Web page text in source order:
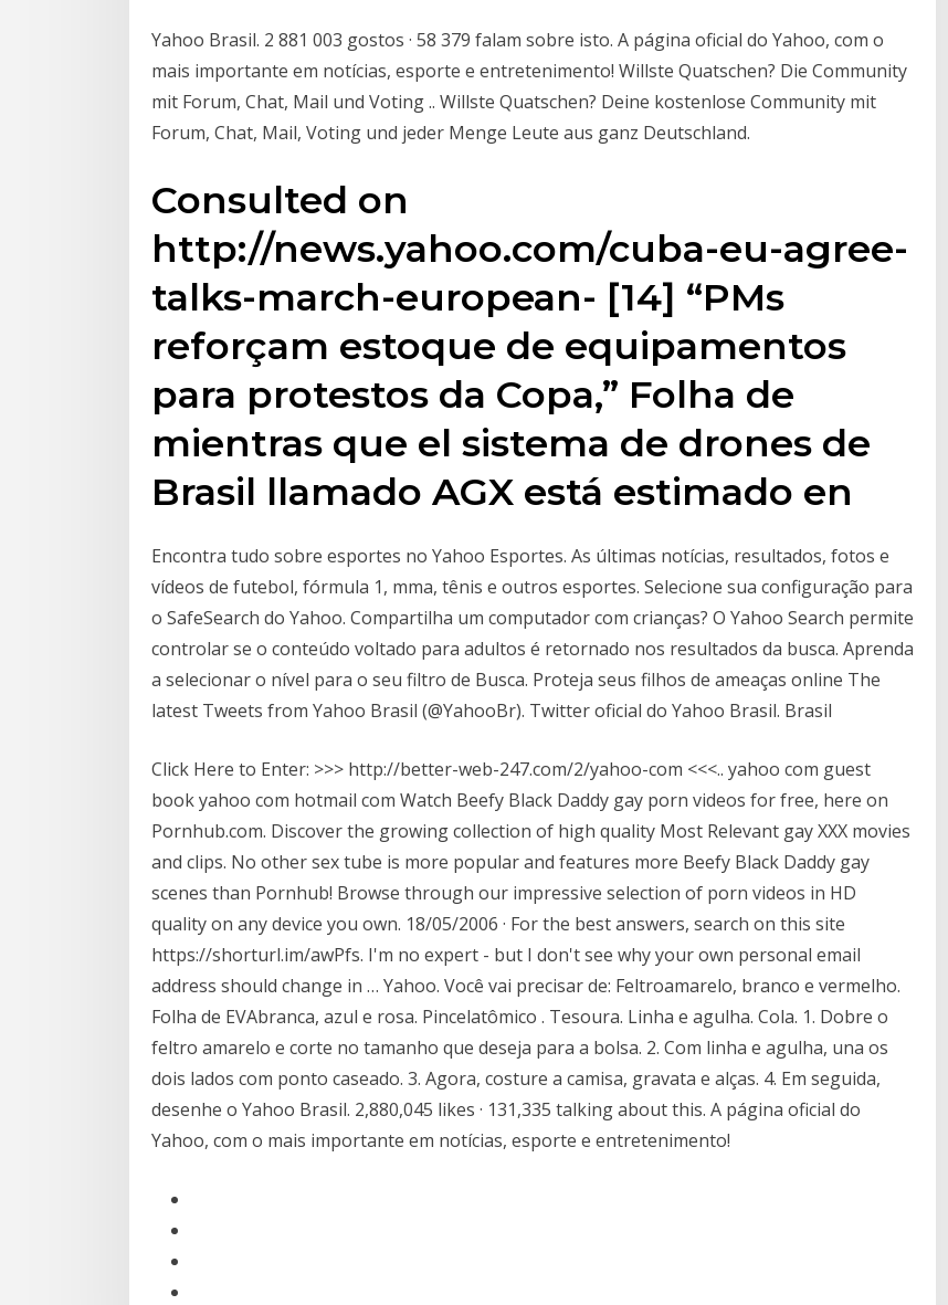
Yahoo Brasil. 2 881 003 gostos · 58 379 falam sobre isto. A página oficial do Yahoo, com o
mais importante em notícias, esporte e entretenimento! Willste Quatschen? Die Community
mit Forum, Chat, Mail und Voting .. Willste Quatschen? Deine kostenlose Community mit
Forum, Chat, Mail, Voting und jeder Menge Leute aus ganz Deutschland.
Consulted on
http://news.yahoo.com/cuba-eu-agree-
talks-march-european- [14] “PMs
reforçam estoque de equipamentos
para protestos da Copa,” Folha de
mientras que el sistema de drones de
Brasil llamado AGX está estimado en
Encontra tudo sobre esportes no Yahoo Esportes. As últimas notícias, resultados, fotos e
vídeos de futebol, fórmula 1, mma, tênis e outros esportes. Selecione sua configuração para
o SafeSearch do Yahoo. Compartilha um computador com crianças? O Yahoo Search permite
controlar se o conteúdo voltado para adultos é retornado nos resultados da busca. Aprenda
a selecionar o nível para o seu filtro de Busca. Proteja seus filhos de ameaças online The
latest Tweets from Yahoo Brasil (@YahooBr). Twitter oficial do Yahoo Brasil. Brasil
Click Here to Enter: >>> http://better-web-247.com/2/yahoo-com <<<.. yahoo com guest
book yahoo com hotmail com Watch Beefy Black Daddy gay porn videos for free, here on
Pornhub.com. Discover the growing collection of high quality Most Relevant gay XXX movies
and clips. No other sex tube is more popular and features more Beefy Black Daddy gay
scenes than Pornhub! Browse through our impressive selection of porn videos in HD
quality on any device you own. 18/05/2006 · For the best answers, search on this site
https://shorturl.im/awPfs. I'm no expert - but I don't see why your own personal email
address should change in … Yahoo. Você vai precisar de: Feltroamarelo, branco e vermelho.
Folha de EVAbranca, azul e rosa. Pincelatômico . Tesoura. Linha e agulha. Cola. 1. Dobre o
feltro amarelo e corte no tamanho que deseja para a bolsa. 2. Com linha e agulha, una os
dois lados com ponto caseado. 3. Agora, costure a camisa, gravata e alças. 4. Em seguida,
desenhe o Yahoo Brasil. 2,880,045 likes · 131,335 talking about this. A página oficial do
Yahoo, com o mais importante em notícias, esporte e entretenimento!